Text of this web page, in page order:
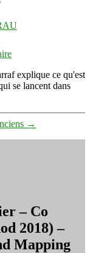
Interview
de
Hassan
du
CJD
Maroc
explique ce qu'est
se lancent dans
→
– Co
2018) –
Mapping